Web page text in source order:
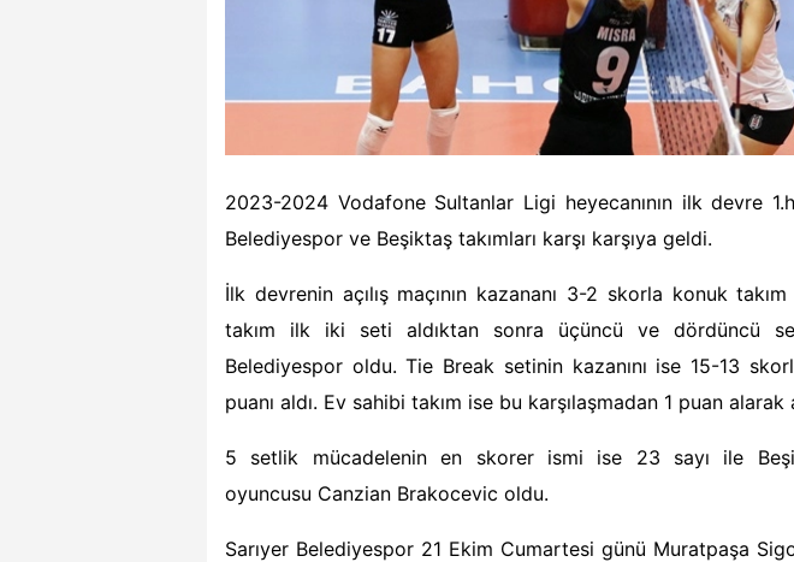
2023-2024 Vodafone Sultanlar Ligi heyecanının ilk devre
Belediyespor ve Beşiktaş takımları karşı karşıya geldi.
İlk devrenin açılış maçının kazananı 3-2 skorla konuk
takım ilk iki seti aldıktan sonra üçüncü ve dördüncü
Belediyespor oldu. Tie Break setinin kazanını ise 15-13
puanı aldı. Ev sahibi takım ise bu karşılaşmadan 1 puan alarak
5 setlik mücadelenin en skorer ismi ise 23 sayı ile
oyuncusu Canzian Brakocevic oldu.
Sarıyer Belediyespor 21 Ekim Cumartesi günü Muratpaşa